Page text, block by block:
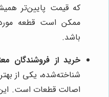
که قیمت پایین‌تر
ممکن است قطعه مورد
باشد.
خرید از فروشندگان
شناخته‌شده، یکی از
اصالت قطعات است. این